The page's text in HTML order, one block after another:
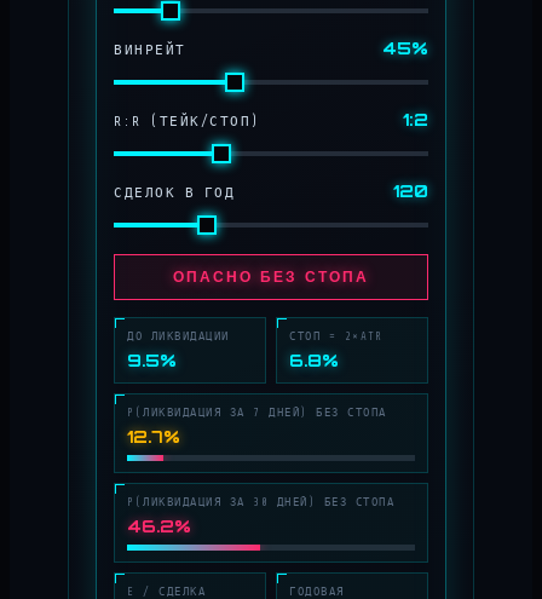
ВИНРЕЙТ 45%
R:R (ТЕЙК/СТОП) 1:2
СДЕЛОК В ГОД 120
ОПАСНО БЕЗ СТОПА
ДО ЛИКВИДАЦИИ
9.5%
СТОП = 2×ATR
6.8%
P(ЛИКВИДАЦИЯ ЗА 7 ДНЕЙ) БЕЗ СТОПА
12.7%
P(ЛИКВИДАЦИЯ ЗА 30 ДНЕЙ) БЕЗ СТОПА
46.2%
E / СДЕЛКА
ГОДОВАЯ